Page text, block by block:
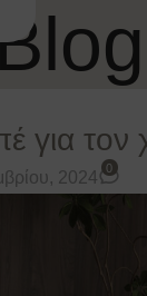
Blog
για
2024
0